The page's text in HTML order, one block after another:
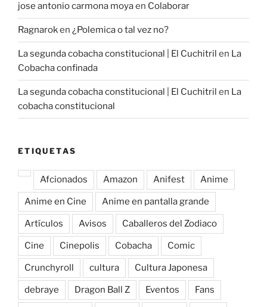
jose antonio carmona moyaen Colaborar
Ragnaroken ¿Polemica o tal vez no?
La segunda cobacha constitucional | El Cuchitril en La
Cobacha confinada
La segunda cobacha constitucional | El Cuchitril en La
cobacha constitucional
ETIQUETAS
Afcionados Amazon Anifest Anime
Anime en Cine Anime en pantalla grande
Artículos Avisos Caballeros del Zodiaco
Cine Cinepolis Cobacha Comic
Crunchyroll cultura Cultura Japonesa
debraye Dragon Ball Z Eventos Fans